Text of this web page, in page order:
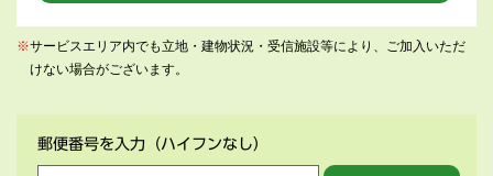
※サービスエリア内でも立地・建物状況・受信施設等により、ご加入いただ
けない場合がございます。
郵便番号を入力 （ハイフンなし）